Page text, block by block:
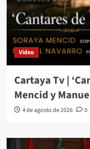
Video
Cartaya Tv |
Mencid y
4 de agosto de 2026 0